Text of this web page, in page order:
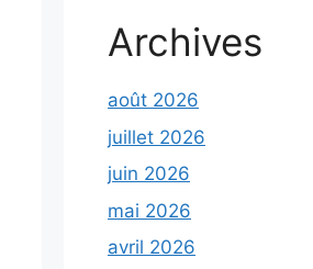
Archives
août 2026
juillet 2026
juin 2026
mai 2026
avril 2026